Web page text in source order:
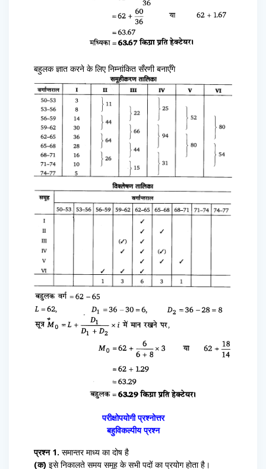
बहुलक ज्ञात करने के लिए निम्नांकित सँरणी बनाएँगे
परीक्षोपयोगी प्रश्नोत्तर
बहुविकल्पीय प्रश्न
प्रश्न 1. समान्तर माध्य का दोष है
(क) इसे निकालते समय समूह के सभी पदों का प्रयोग होता है।